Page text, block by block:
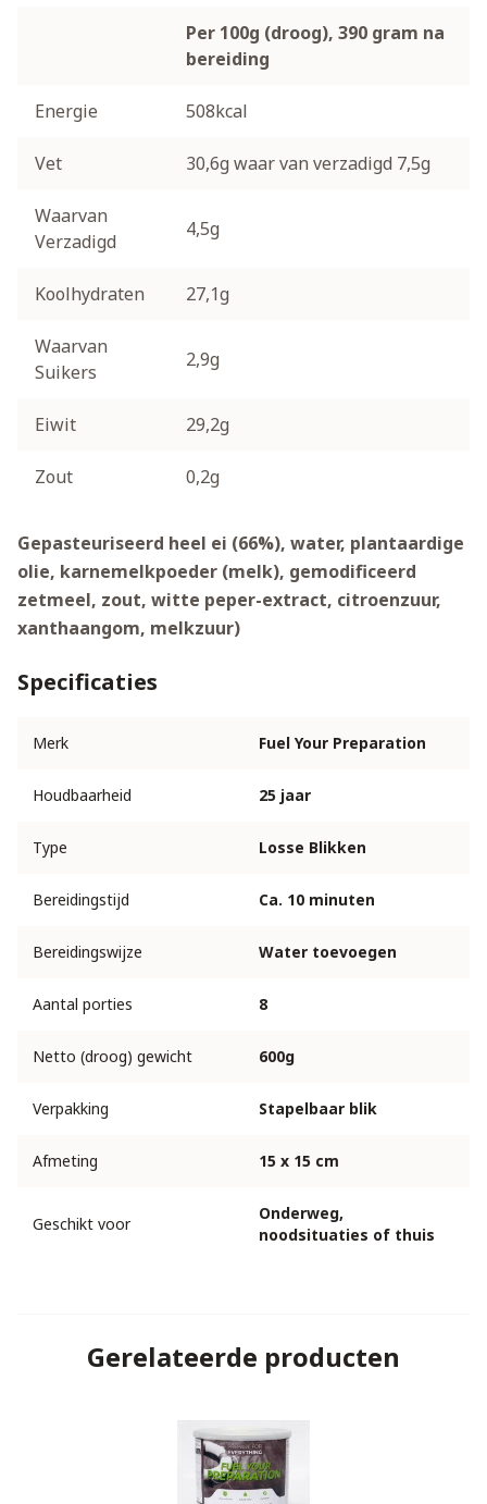
Per 100g (droog), 390 gram na
bereiding
Energie 508kcal
Vet 30,6g waar van verzadigd 7,5g
Waarvan
Verzadigd
4,5g
Koolhydraten 27,1g
Waarvan
Suikers
2,9g
Eiwit 29,2g
Zout 0,2g
Gepasteuriseerd heel ei (66%), water, plantaardige
olie, karnemelkpoeder (melk), gemodificeerd
zetmeel, zout, witte peper-extract, citroenzuur,
xanthaangom, melkzuur)
Specificaties
Merk Fuel Your Preparation
Houdbaarheid 25 jaar
Type Losse Blikken
Bereidingstijd Ca. 10 minuten
Bereidingswijze Water toevoegen
Aantal porties 8
Netto (droog) gewicht 600g
Verpakking Stapelbaar blik
Afmeting 15 x 15 cm
Geschikt voor
Onderweg,
noodsituaties of thuis
Gerelateerde producten